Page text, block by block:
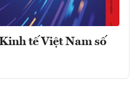
tế Việt Nam số